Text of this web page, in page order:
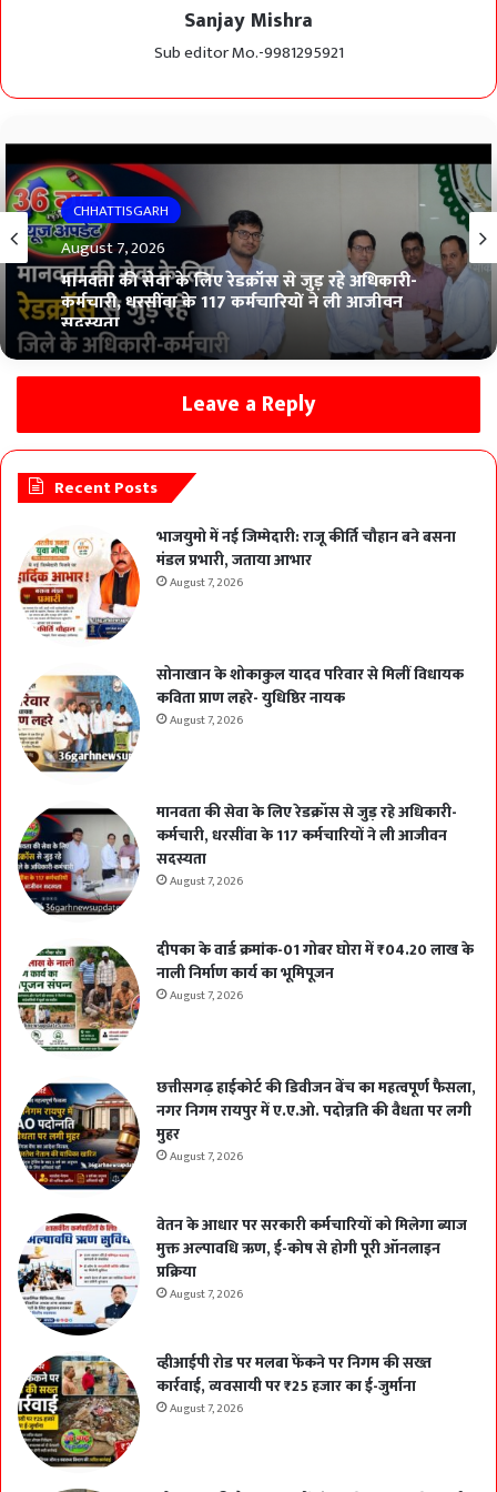
Sanjay Mishra
Sub editor Mo.-9981295921
CHHATTISGARH
August 7, 2026
मानवता की सेवा के लिए रेडक्रॉस से जुड़ रहे अधिकारी-
कर्मचारी, धरसींवा के 117 कर्मचारियों ने ली आजीवन
सदस्यता
Leave a Reply
Recent Posts
भाजयुमो में नई जिम्मेदारी: राजू कीर्ति चौहान बने बसना
मंडल प्रभारी, जताया आभार
August 7, 2026
सोनाखान के शोकाकुल यादव परिवार से मिलीं विधायक
कविता प्राण लहरे- युधिष्ठिर नायक
August 7, 2026
मानवता की सेवा के लिए रेडक्रॉस से जुड़ रहे अधिकारी-
कर्मचारी, धरसींवा के 117 कर्मचारियों ने ली आजीवन
सदस्यता
August 7, 2026
दीपका के वार्ड क्रमांक-01 गोबर घोरा में ₹04.20 लाख के
नाली निर्माण कार्य का भूमिपूजन
August 7, 2026
छत्तीसगढ़ हाईकोर्ट की डिवीजन बेंच का महत्वपूर्ण फैसला,
नगर निगम रायपुर में ए.ए.ओ. पदोन्नति की वैधता पर लगी
मुहर
August 7, 2026
वेतन के आधार पर सरकारी कर्मचारियों को मिलेगा ब्याज
मुक्त अल्पावधि ऋण, ई-कोष से होगी पूरी ऑनलाइन
प्रक्रिया
August 7, 2026
व्हीआईपी रोड पर मलबा फेंकने पर निगम की सख्त
कार्रवाई, व्यवसायी पर ₹25 हजार का ई-जुर्माना
August 7, 2026